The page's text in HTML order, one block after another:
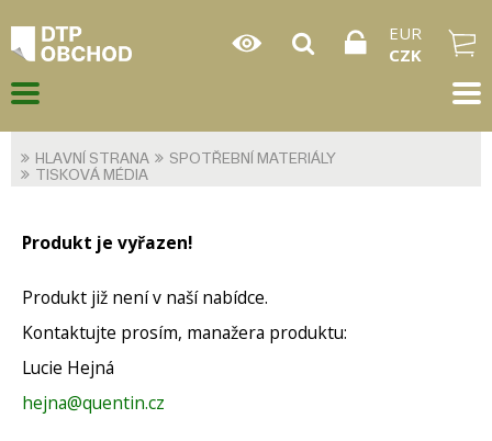
EUR
CZK
HLAVNÍ STRANA
SPOTŘEBNÍ MATERIÁLY
TISKOVÁ MÉDIA
Produkt je vyřazen!
Produkt již není v naší nabídce.
Kontaktujte prosím, manažera produktu:
Lucie Hejná
hejna@quentin.cz